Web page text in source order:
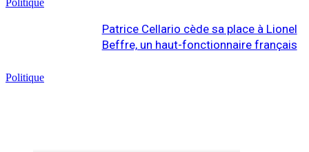
Politique
Politique
Patrice Cellario cède sa place à Lionel
Beffre, un haut-fonctionnaire français